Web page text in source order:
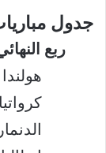
جدول
ربع